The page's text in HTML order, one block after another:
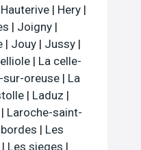
Hauterive | Hery |
| Joigny |
| Jouy | Jussy |
| La celle-
sur-oreuse | La
| Laduz |
| Laroche-saint-
| Les
| Les sieges |